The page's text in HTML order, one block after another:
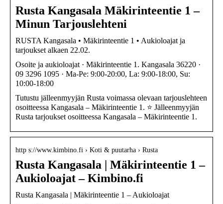
Rusta Kangasala Mäkirinteentie 1 –
Minun Tarjouslehteni
RUSTA Kangasala • Mäkirinteentie 1 • Aukioloajat ja
tarjoukset alkaen 22.02.
Osoite ja aukioloajat · Mäkirinteentie 1. Kangasala 36220 ·
09 3296 1095 · Ma-Pe: 9:00-20:00, La: 9:00-18:00, Su:
10:00-18:00
Tutustu jälleenmyyjän Rusta voimassa olevaan tarjouslehteen
osoitteessa Kangasala – Mäkirinteentie 1. ⭐ Jälleenmyyjän
Rusta tarjoukset osoitteessa Kangasala – Mäkirinteentie 1.
http s://www.kimbino.fi › Koti & puutarha › Rusta
Rusta Kangasala | Mäkirinteentie 1 –
Aukioloajat – Kimbino.fi
Rusta Kangasala | Mäkirinteentie 1 – Aukioloajat